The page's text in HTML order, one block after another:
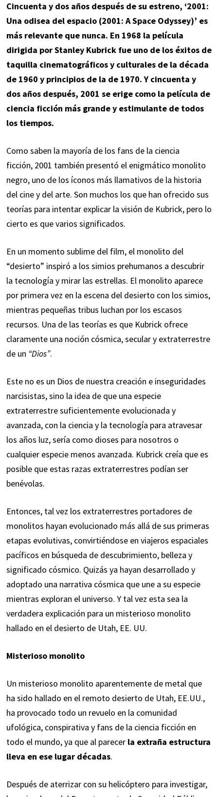
Cincuenta y dos años después de su estreno, ‘2001:
Una odisea del espacio (2001: A Space Odyssey)’ es
más relevante que nunca. En 1968 la película
dirigida porStanley Kubrickfue uno de los éxitos de
taquilla cinematográficos y culturales de la década
de 1960 y principios de la de 1970. Y cincuenta y
dos años después, 2001 se erige como la película de
ciencia ficción más grande y estimulante de todos
los tiempos.
Como saben la mayoría de los fans de la ciencia
ficción, 2001 también presentó el enigmático monolito
negro, uno de los íconos más llamativos de la historia
del cine y del arte. Son muchos los que han ofrecido sus
teorías para intentar explicar la visión de Kubrick, pero lo
cierto es que varios significados.
En un momento sublime del film, el monolito del
“desierto” inspiró a los simios prehumanos a descubrir
la tecnología y mirar las estrellas. El monolito aparece
por primera vez en la escena del desierto con los simios,
mientras pequeñas tribus luchan por los escasos
recursos. Una de las teorías es que Kubrickofrece
claramente una noción cósmica, secular y extraterrestre
de un “Dios”.
Este no es un Dios de nuestra creación e inseguridades
narcisistas, sino la idea de que una especie
extraterrestre suficientemente evolucionada y
avanzada, con la ciencia y la tecnología para atravesar
los años luz, sería como dioses para nosotros o
cualquier especie menos avanzada. Kubrick creía que es
posible que estas razas extraterrestres podían ser
benévolas.
Entonces, tal vez los extraterrestres portadores de
monolitos hayan evolucionado más allá de sus primeras
etapas evolutivas, convirtiéndose en viajeros espaciales
pacíficos en búsqueda de descubrimiento, belleza y
significado cósmico. Quizás ya hayan desarrollado y
adoptado una narrativa cósmica que une a su especie
mientras exploran el universo. Y tal vez esta sea la
verdadera explicación para un misterioso monolito
hallado en el desierto de Utah, EE. UU.
Misterioso monolito
Un misterioso monolito aparentemente de metal que
ha sido hallado en el remoto desierto de Utah, EE.UU.,
ha provocado todo un revuelo en la comunidad
ufológica, conspirativa y fans de la ciencia ficción en
todo el mundo, ya que al parecer la extraña estructura
lleva en ese lugar décadas.
Después de aterrizar con su helicóptero para investigar,